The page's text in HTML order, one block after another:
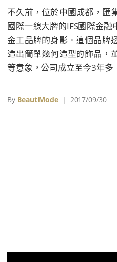
不久前，位於中國成都，匯
國際一線大牌的IFS國際金
金工品牌的身影。這個品牌
造出簡單幾何造型的飾品，
等意象，公司成立至今3年多
By BeautiMode | 2017/09/30